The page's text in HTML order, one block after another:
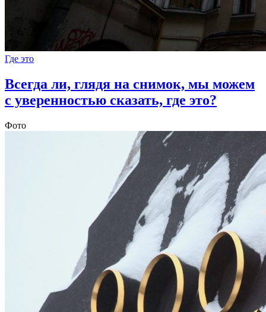
Где это
Всегда ли, глядя на снимок, мы можем
с уверенностью сказать, где это?
Фото